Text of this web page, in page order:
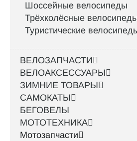
Шоссейные велосипеды
Трёхколёсные
Туристические
ВЕЛОЗАПЧАСТИ
ВЕЛОАКСЕССУАРЫ
ЗИМНИЕ ТОВАРЫ
САМОКАТЫ
БЕГОВЕЛЫ
МОТОТЕХНИКА
Мотозапчасти